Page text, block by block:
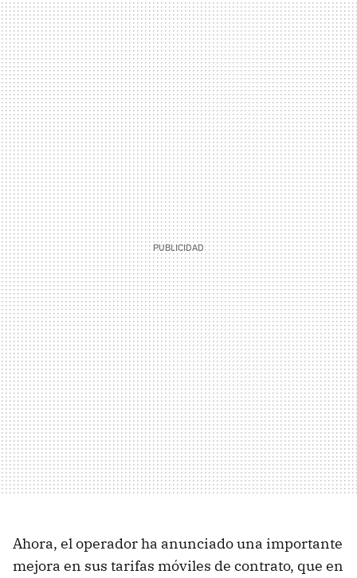
Ahora, el operador ha anunciado una importante
mejora en sus tarifas móviles de contrato, que en